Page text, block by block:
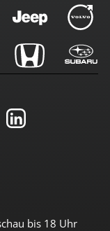
bis 18 Uhr